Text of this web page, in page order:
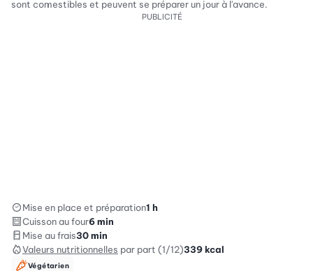
sont comestibles et peuvent se préparer un jour à l'avance.
PUBLICITÉ
Mise en place et préparation1 h
Cuisson au four6 min
Mise au frais30 min
Valeurs nutritionnelles par part (1/12)339kcal
Végétarien